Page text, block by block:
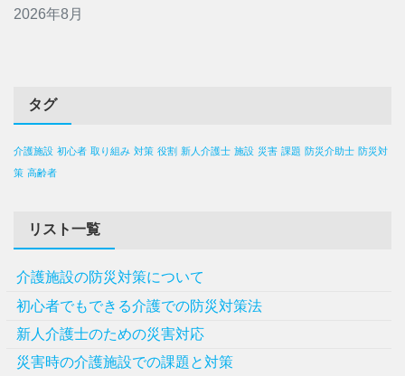
2026年8月
タグ
介護施設 初心者 取り組み 対策 役割 新人介護士 施設 災害 課題 防災介助士 防災対
策 高齢者
リスト一覧
介護施設の防災対策について
初心者でもできる介護での防災対策法
新人介護士のための災害対応
災害時の介護施設での課題と対策